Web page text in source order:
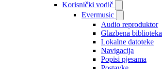
Korisnički vodič
Evermusic
Audio reproduktor
Glazbena biblioteka
Lokalne datoteke
Navigacija
Popisi pjesama